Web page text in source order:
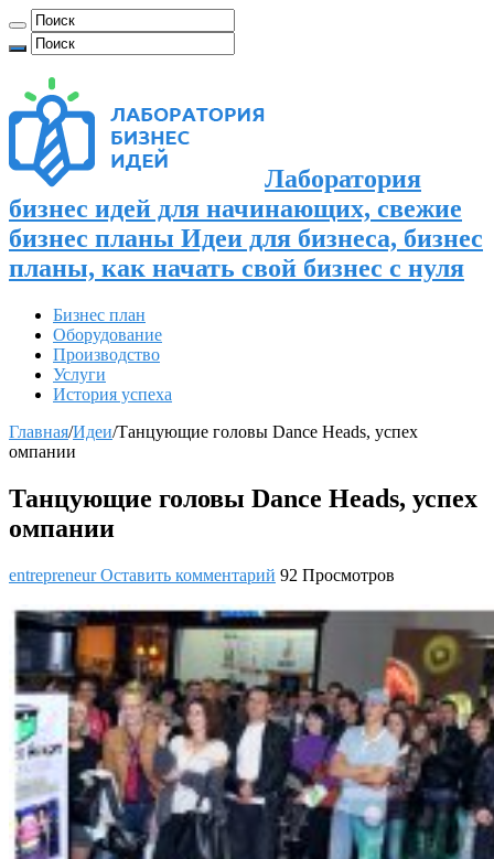
Лаборатория
бизнес идей для начинающих, свежие
бизнес планы Идеи для бизнеса, бизнес
планы, как начать свой бизнес с нуля
Бизнес план
Оборудование
Производство
Услуги
История успеха
Главная/Идеи/Танцующие головы Dance Heads, успех
омпании
Танцующие головы Dance Heads, успех
омпании
entrepreneurОставить комментарий 92 Просмотров